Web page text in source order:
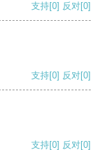
支持[0] 反对[0]
支持[0] 反对[0]
支持[0] 反对[0]